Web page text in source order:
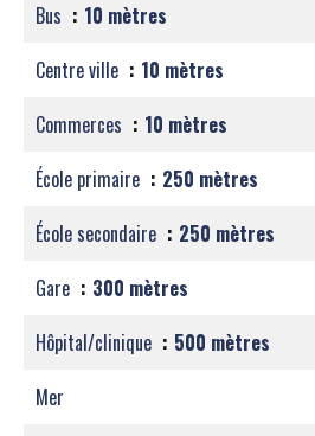
Bus
10 mètres
Centre ville
10 mètres
Commerces
10 mètres
École primaire
250 mètres
École secondaire
250 mètres
Gare
300 mètres
Hôpital/clinique
500 mètres
Mer